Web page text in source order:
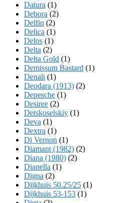
Datura (1)
Debora (2)
Delfin (2)
Delica (1)
Delos (1)
Delta (2)
Delta Gold (1)
Demissum Bastard (1)
Denali (1)
Deodara (1913) (2)
Depesche (1)
Desiree (2)
Detskoselskiy (1)
Deva (1)
Dextra (1)
Di Vernon (1)
Diamant (1982) (2)
Diana (1980) (2)
Dianella (1)
Digna (2)
Dijkhuis 50.25/25 (1)
Dijkhuis 53-153 (1)